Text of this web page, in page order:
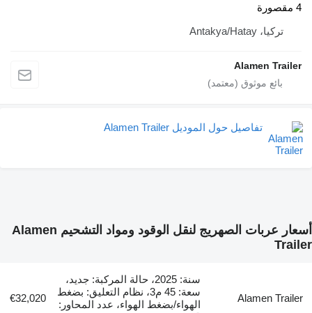
4 مقصورة
تركيا، Antakya/Hatay
Alamen Trailer
تفاصيل حول الموديل Alamen Trailer
أسعار عربات الصهريج لنقل الوقود ومواد التشحيم Alamen
Alamen Trailer
سنة: 2025، حالة المركبة: جديد،
سعة: 45 م3، نظام التعليق: بضغط
الهواء/بضغط الهواء، عدد المحاور:
€32,020